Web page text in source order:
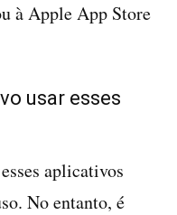
à Apple App Store
usar esses
aplicativos
No entanto, é